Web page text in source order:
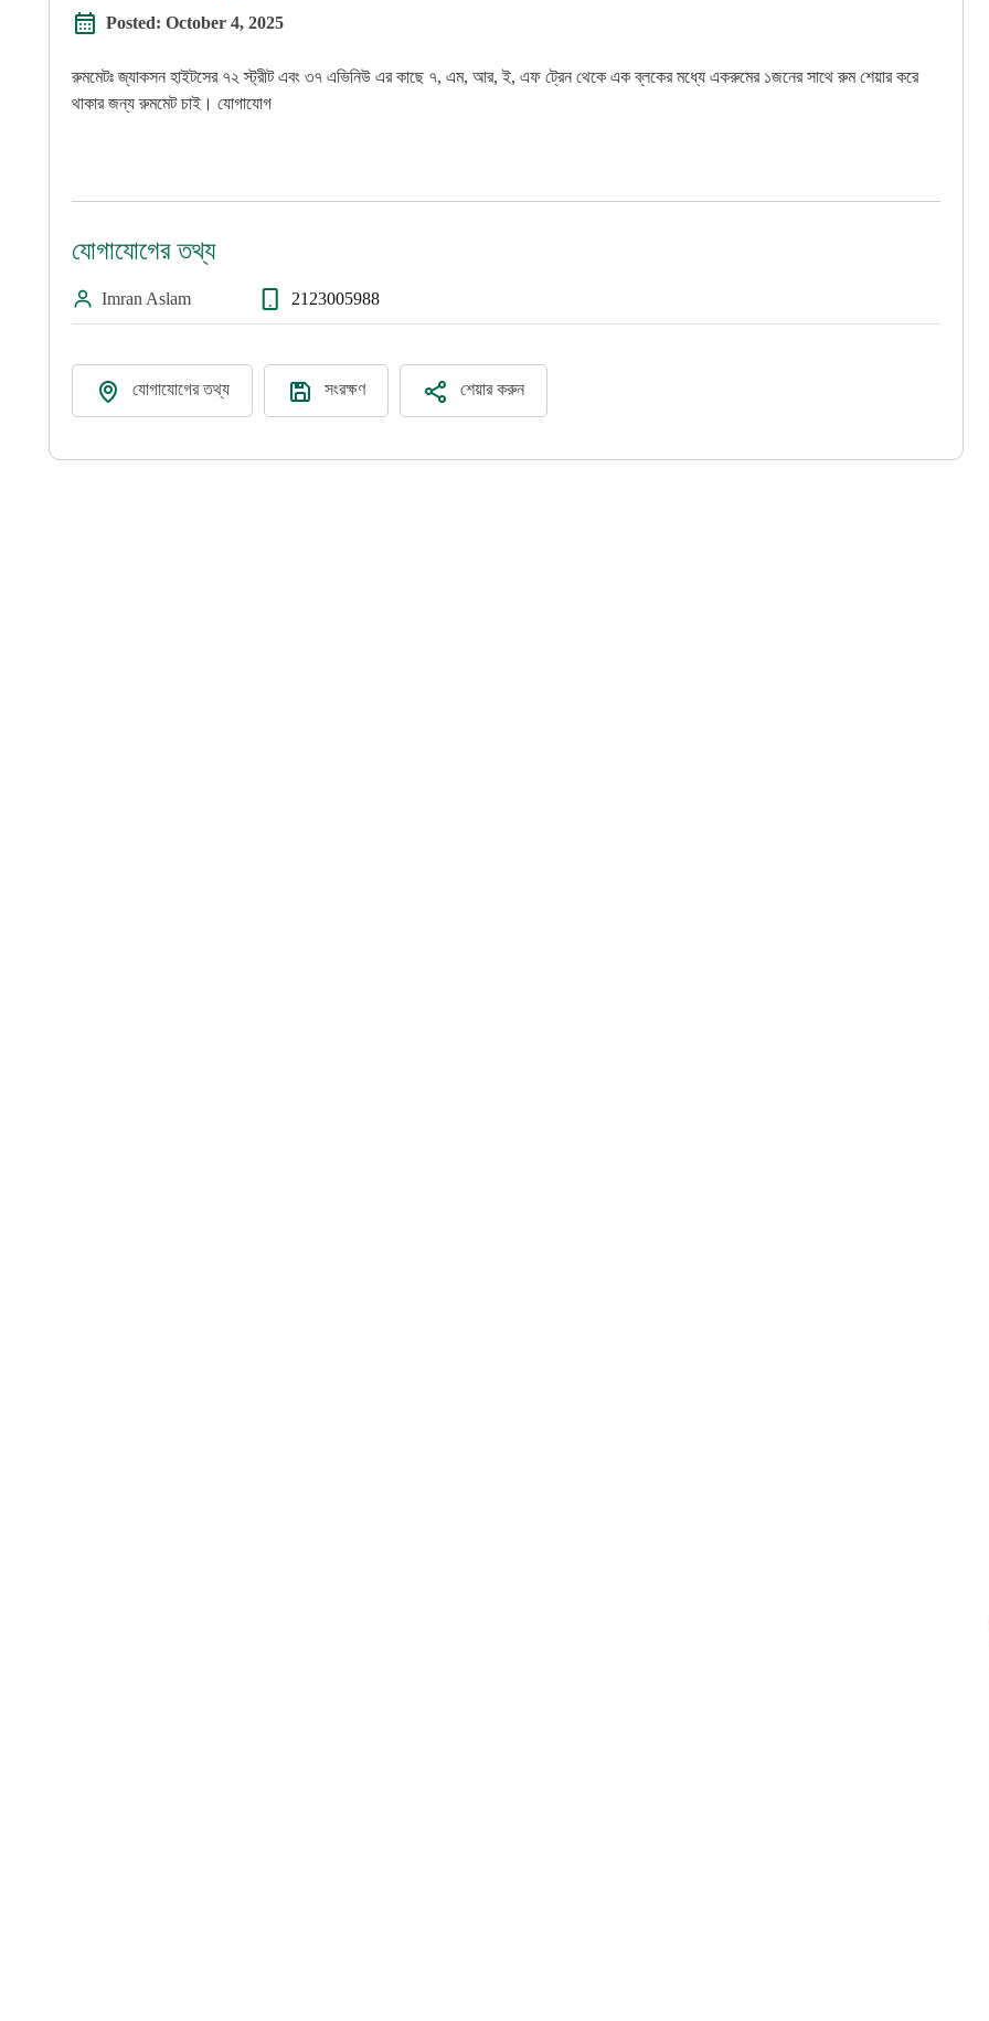
Posted: October 4, 2025
রুমমেটঃ জ্যাকসন হাইটসের ৭২ স্ট্রীট এবং ৩৭ এভিনিউ এর কাছে ৭, এম, আর, ই, এফ ট্রেন থেকে এক ব্লকের মধ্যে একরুমের ১জনের সাথে রুম শেয়ার করে
থাকার জন্য রুমমেট চাই। যোগাযোগ
যোগাযোগের তথ্য
Imran Aslam 2123005988
যোগাযোগের তথ্য সংরক্ষণ শেয়ার করুন